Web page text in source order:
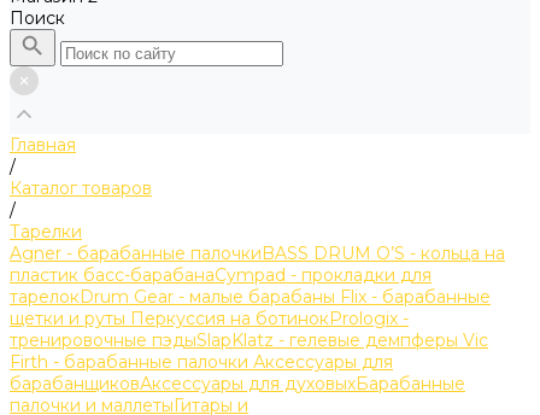
Поиск
Главная
/
Каталог товаров
/
Тарелки
Agner - барабанные палочкиBASS DRUM O’S - кольца на
пластик басс-барабанаCympad - прокладки для
тарелокDrum Gear - малые барабаны Flix - барабанные
щетки и руты Перкуссия на ботинокPrologix -
тренировочные пэдыSlapKlatz - гелевые демпферы Vic
Firth - барабанные палочки Аксессуары для
барабанщиковАксессуары для духовыхБарабанные
палочки и маллетыГитары и